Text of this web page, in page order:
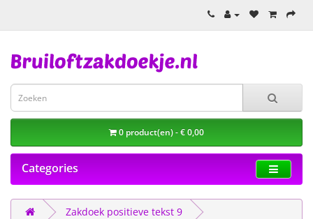
0 product(en) - € 0,00
Categories
Zakdoek positieve tekst 9